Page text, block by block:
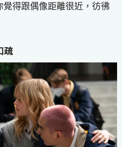
覺得跟偶像距離很近，彷彿
疏